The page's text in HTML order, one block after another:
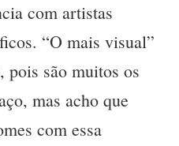
com artistas
“O mais visual”
pois são muitos os
mas acho que
com essa